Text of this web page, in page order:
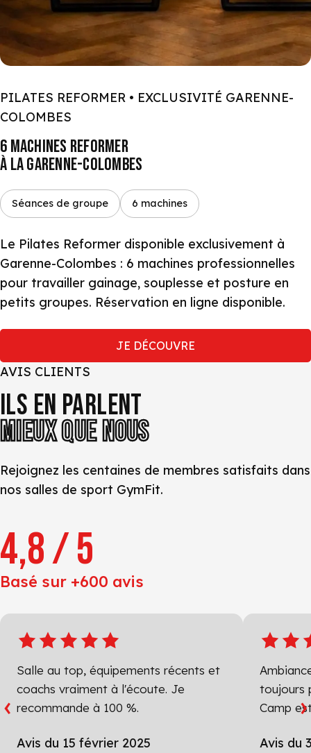
PILATES REFORMER • EXCLUSIVITÉ GARENNE-
COLOMBES
6 MACHINES REFORMER
À LA GARENNE-COLOMBES
Séances de groupe 6 machines
Le Pilates Reformer disponible exclusivement à
Garenne-Colombes : 6 machines professionnelles
pour travailler gainage, souplesse et posture en
petits groupes. Réservation en ligne disponible.
JE DÉCOUVRE
AVIS CLIENTS
ILS EN PARLENT
MIEUX QUE NOUS
Rejoignez les centaines de membres satisfaits dans
nos salles de sport GymFit.
4,8 / 5
Basé sur +600 avis
Salle au top, équipements récents et
coachs vraiment à l'écoute. Je
recommande à 100 %.
Avis du 15 février 2025
toujours
Camp
Avis du
‹ ›